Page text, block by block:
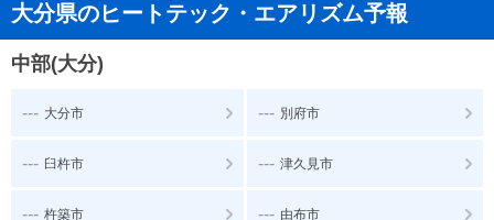
大分県のヒートテック・エアリズム予報
中部(大分)
--- 大分市 --- 別府市
--- 臼杵市 --- 津久見市
--- 杵築市 --- 由布市